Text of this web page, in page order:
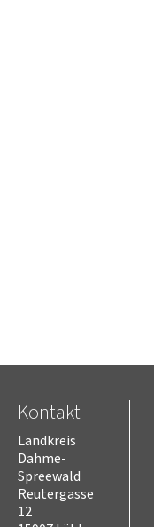
Kontakt
Landkreis
Dahme-
Spreewald
Reutergasse
12